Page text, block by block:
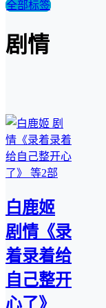
全部标签
剧情
白鹿姬
剧情《录
着录着给
自己整开
心了》